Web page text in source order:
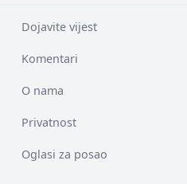
Dojavite vijest
Komentari
O nama
Privatnost
Oglasi za posao